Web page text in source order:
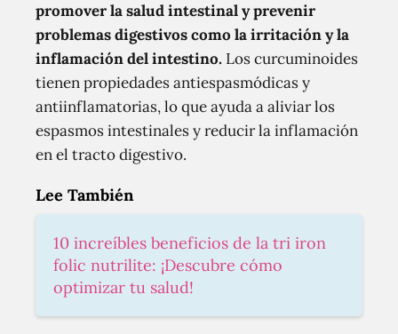
promover la salud intestinal y prevenir
problemas digestivos como la irritación y la
inflamación del intestino. Los curcuminoides
tienen propiedades antiespasmódicas y
antiinflamatorias, lo que ayuda a aliviar los
espasmos intestinales y reducir la inflamación
en el tracto digestivo.
Lee También
10 increíbles beneficios de la tri iron
folic nutrilite: ¡Descubre cómo
optimizar tu salud!